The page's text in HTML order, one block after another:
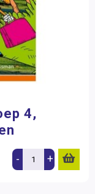
4,
- +